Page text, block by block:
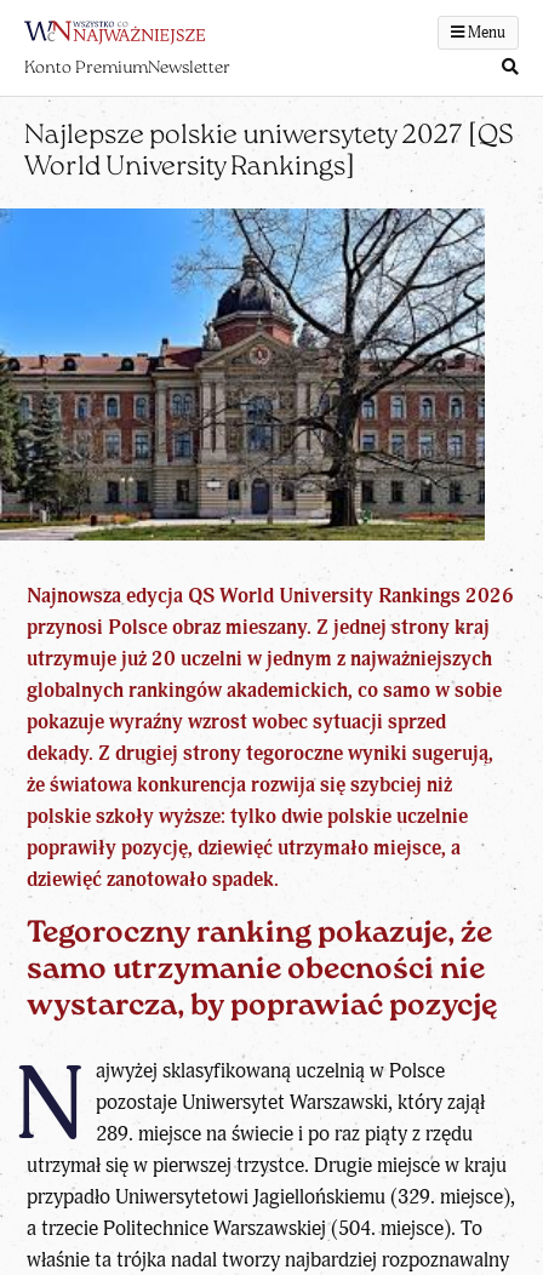
Menu
Konto PremiumNewsletter
Najlepsze polskie uniwersytety 2027 [QS
World University Rankings]
Najnowsza edycja QS World University Rankings 2026
przynosi Polsce obraz mieszany. Z jednej strony kraj
utrzymuje już 20 uczelni w jednym z najważniejszych
globalnych rankingów akademickich, co samo w sobie
pokazuje wyraźny wzrost wobec sytuacji sprzed
dekady. Z drugiej strony tegoroczne wyniki sugerują,
że światowa konkurencja rozwija się szybciej niż
polskie szkoły wyższe: tylko dwie polskie uczelnie
poprawiły pozycję, dziewięć utrzymało miejsce, a
dziewięć zanotowało spadek.
Tegoroczny ranking pokazuje, że
samo utrzymanie obecności nie
wystarcza, by poprawiać pozycję
N ajwyżej sklasyfikowaną uczelnią w Polsce
pozostajeUniwersytetWarszawski, który zajął
289. miejsce na świecie i po raz piąty z rzędu
utrzymał się w pierwszej trzystce. Drugie miejsce w kraju
przypadło Uniwersytetowi Jagiellońskiemu (329. miejsce),
a trzecie Politechnice Warszawskiej (504. miejsce). To
właśnie ta trójka nadal tworzy najbardziej rozpoznawalny